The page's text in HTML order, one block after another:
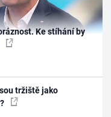
Ke stíhání by
tržiště jako